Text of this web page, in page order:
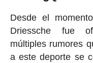
Desde el
Driessche fue
múltiples rumores
a este deporte se